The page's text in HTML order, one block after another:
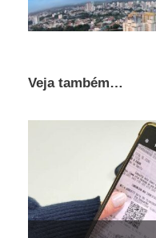
Veja também…